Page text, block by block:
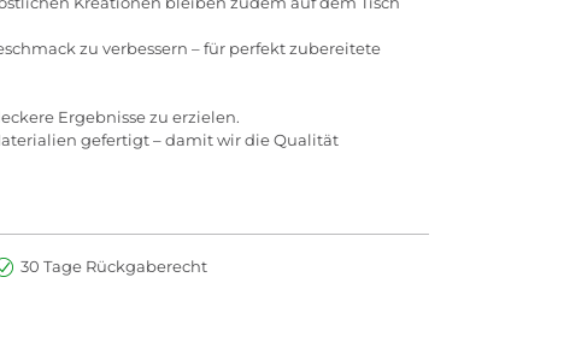
zu verbessern – für perfekt zubereitete
Ergebnisse zu erzielen.
gefertigt – damit wir die Qualität
30 Tage Rückgaberecht